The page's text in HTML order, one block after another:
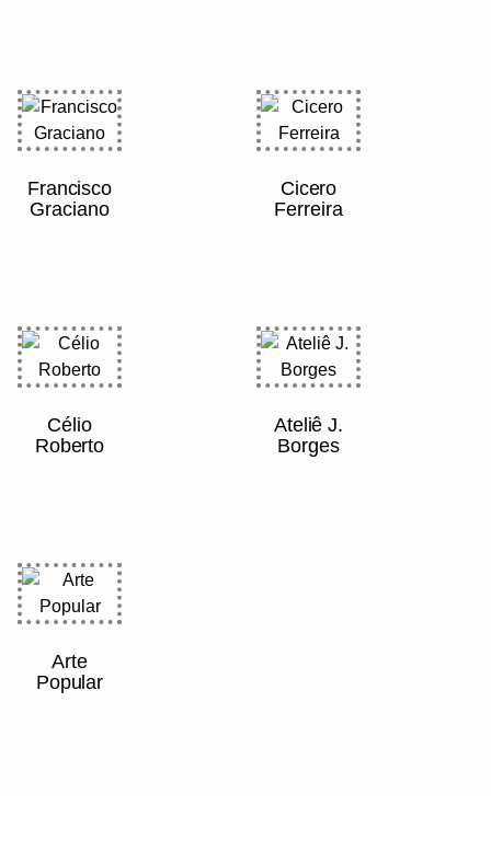
Francisco
Graciano
Cicero
Ferreira
Célio
Roberto
Ateliê J.
Borges
Arte
Popular